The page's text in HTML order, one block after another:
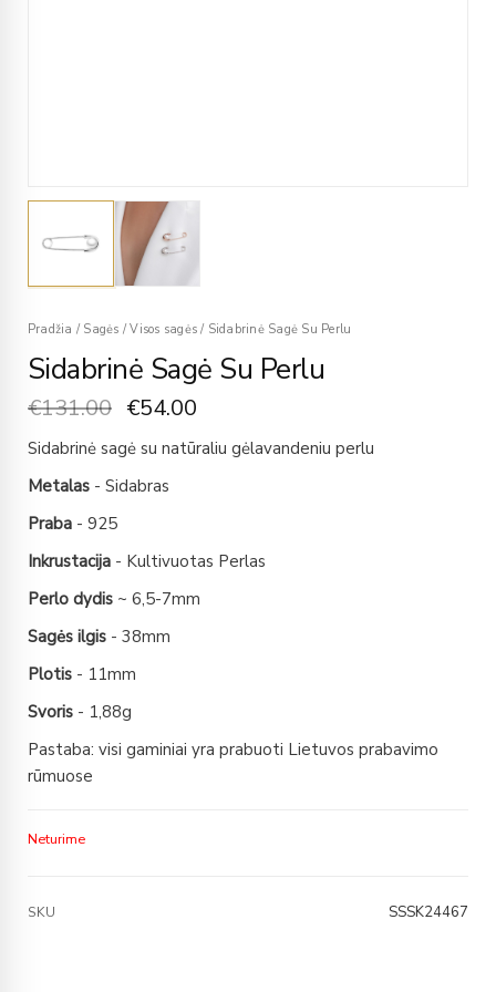
Pradžia / Sagės / Visos sagės /Sidabrinė Sagė Su Perlu
Sidabrinė Sagė Su Perlu
€131.00 €54.00
Sidabrinė sagė su natūraliu gėlavandeniu perlu
Metalas - Sidabras
Praba - 925
Inkrustacija - Kultivuotas Perlas
Perlo dydis ~ 6,5-7mm
Sagės ilgis - 38mm
Plotis - 11mm
Svoris - 1,88g
Pastaba: visi gaminiai yra prabuoti Lietuvos prabavimo
rūmuose
Neturime
SKU SSSK24467